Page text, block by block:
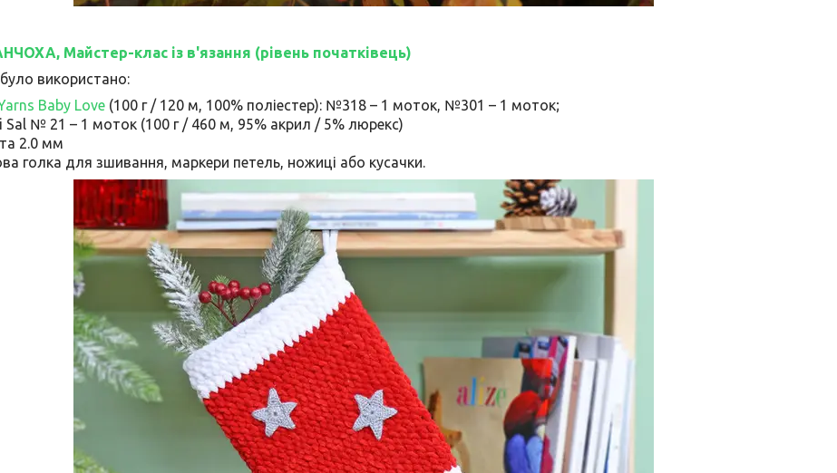
Майстер-клас із в'язання (рівень початківець)
використано:
Baby Love (100 г / 120 м, 100% поліестер): №318 – 1 моток, №301 – 1 моток;
Sal № 21 – 1 моток (100 г / 460 м, 95% акрил / 5% люрекс)
2.0 мм
голка для зшивання, маркери петель, ножиці або кусачки.